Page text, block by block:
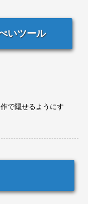
いツール
で隠せるようにす